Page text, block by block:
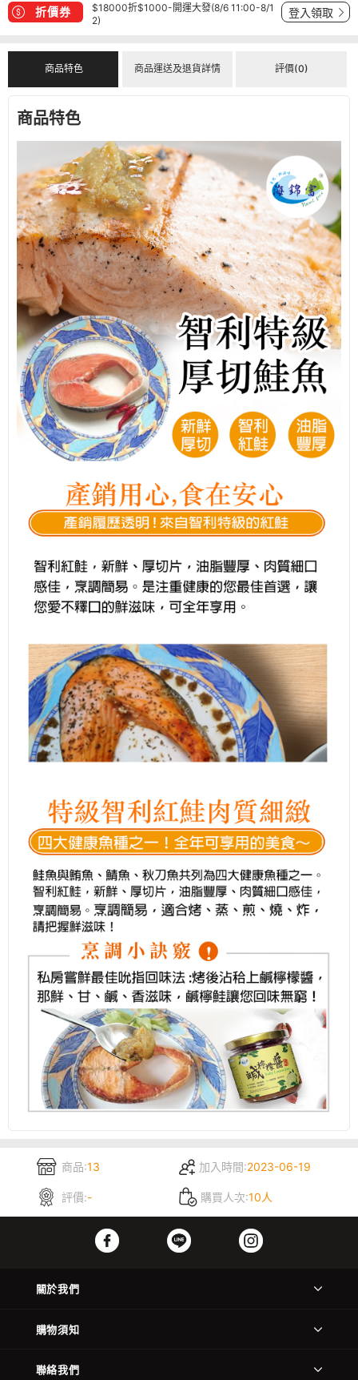
折價券
$18000折$1000-開運大發(8/6 11:00-8/1
2)
登入領取
商品特色 商品運送及退貨詳情 評價(0)
商品特色
商品:13 加入時間:2023-06-19
評價:- 購買人次:10人
關於我們
購物須知
聯絡我們